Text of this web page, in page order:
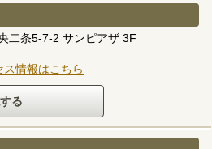
二条5-7-2 サンピアザ 3F
情報はこちら